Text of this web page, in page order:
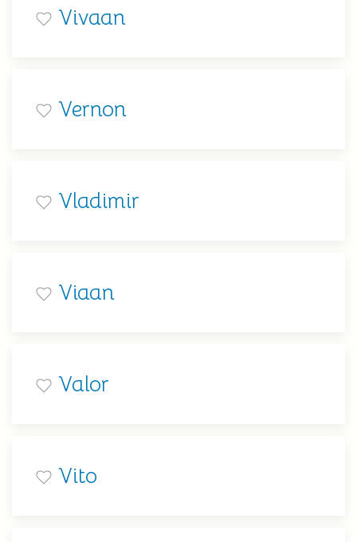
Vivaan
Vernon
Vladimir
Viaan
Valor
Vito